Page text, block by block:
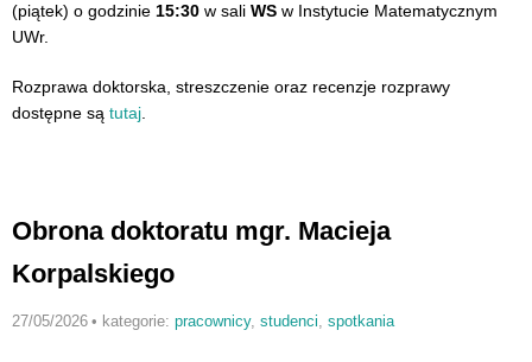
(piątek) o godzinie 15:30 w sali WS w Instytucie Matematycznym
UWr.
Rozprawa doktorska, streszczenie oraz recenzje rozprawy
dostępne są tutaj
Obrona doktoratu mgr. Macieja
Korpalskiego
27/05/2026 • kategorie: pracownicy, studenci, spotkania